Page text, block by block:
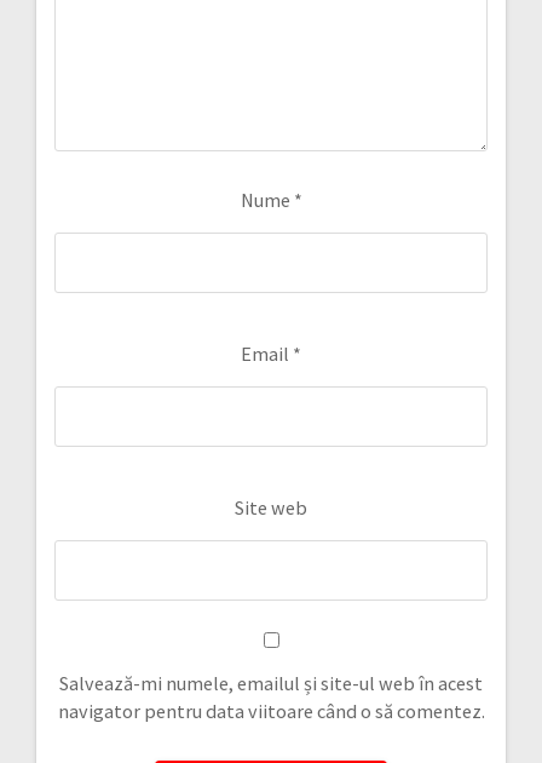
Nume *
Email *
Site web
Salvează-mi numele, emailul și site-ul web în acest
navigator pentru data viitoare când o să comentez.